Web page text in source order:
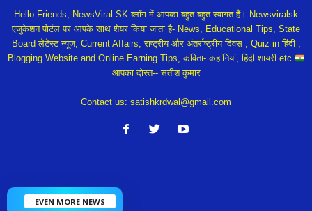
Hello Friends, NewsViral SK ब्लॉग में आपका बहुत बहुत स्वागत हैं। Newsviralsk
एजुकेशन पोर्टल पर आपके साथ शेयर किया जाता है- News, Educational Tips, State
Board लेटेस्ट न्यूज, Current Affairs, राष्ट्रीय और अंतर्राष्ट्रीय दिवस , Quiz in हिंदी ,
Blogging Website and Online Earning Tips, कविता- कहानियां, हिंदी शायरी etc
आपका दोस्त-- सतीश कुमार
Contact us: satishkrdwal@gmail.com
EVEN MORE NEWS